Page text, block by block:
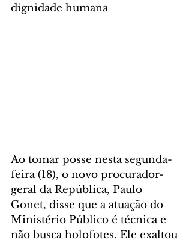
dignidade humana
Ao tomar posse nesta segunda-
feira (18), o novo procurador-
geral da República, Paulo
Gonet, disse que a atuação do
Ministério Público é técnica e
não busca holofotes. Ele exaltou